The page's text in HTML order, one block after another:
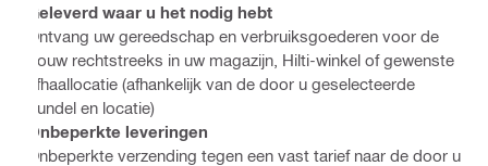
Geleverd waar u het nodig hebt
Ontvang uw gereedschap en verbruiksgoederen voor de
bouw rechtstreeks in uw magazijn, Hilti-winkel of gewenste
afhaallocatie (afhankelijk van de door u geselecteerde
bundel en locatie)
Onbeperkte leveringen
Onbeperkte verzending tegen een vast tarief naar de door u